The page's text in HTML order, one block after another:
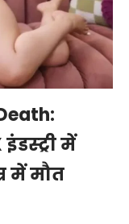
में
में मौत